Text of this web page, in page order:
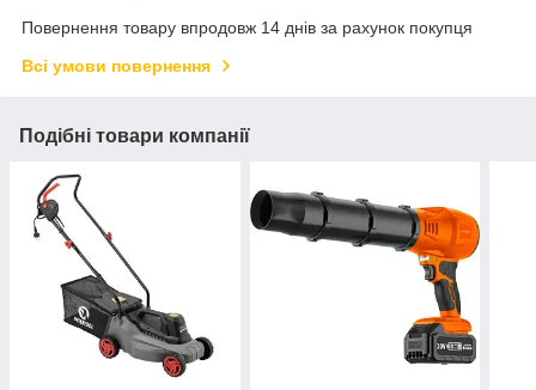
Повернення товару впродовж 14 днів за рахунок покупця
Всі умови повернення
Подібні товари компанії